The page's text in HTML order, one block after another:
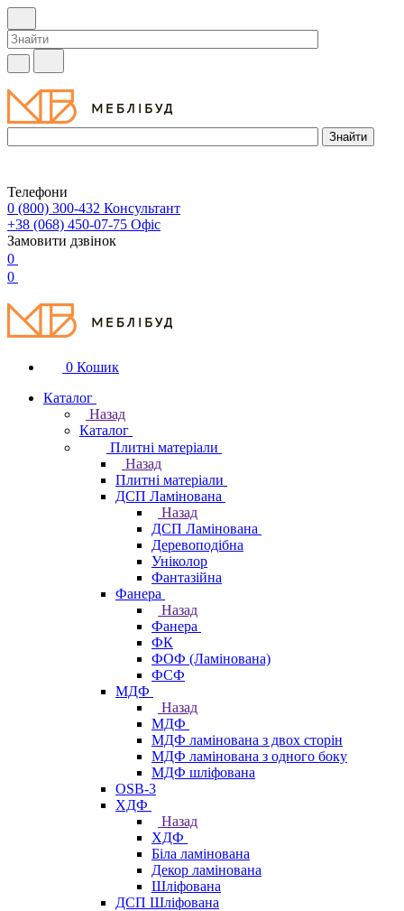
Телефони
0 (800) 300-432 Консультант
+38 (068) 450-07-75 Офіс
Замовити дзвінок
0
0
0 Кошик
Каталог
Назад
Каталог
Плитні матеріали
Назад
Плитні матеріали
ДСП Ламінована
Назад
ДСП Ламінована
Деревоподібна
Уніколор
Фантазійна
Фанера
Назад
Фанера
ФК
ФОФ (Ламінована)
ФСФ
МДФ
Назад
МДФ
МДФ ламінована з двох сторін
МДФ ламінована з одного боку
МДФ шліфована
OSB-3
ХДФ
Назад
ХДФ
Біла ламінована
Декор ламінована
Шліфована
ДСП Шліфована